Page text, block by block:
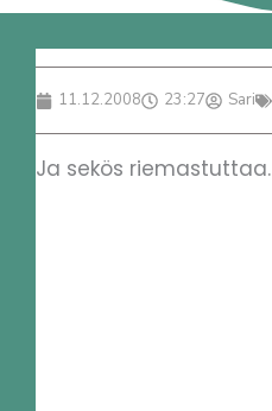
11.12.2008 23:27 Sari
Ja sekös riemastuttaa.